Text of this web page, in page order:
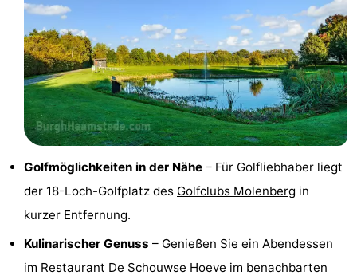
Parken
Reisebuchshop
Medizin
Adressen
Region
Südholland
Leiden
Bollenstreek
Golfmöglichkeiten in der Nähe – Für Golfliebhaber liegt
der 18-Loch-Golfplatz des Golfclubs Molenberg in
kurzer Entfernung.
Kulinarischer Genuss – Genießen Sie ein Abendessen
im Restaurant De Schouwse Hoeve im benachbarten